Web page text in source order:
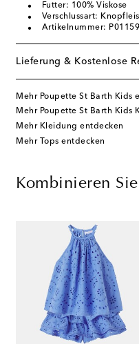
Futter: 100% Viskose
Verschlussart:
Artikelnummer:
Lieferung & Kostenlose
Mehr Poupette St Barth Kids
Mehr Poupette St Barth Kids
Mehr Kleidung entdecken
Mehr Tops entdecken
Kombinieren